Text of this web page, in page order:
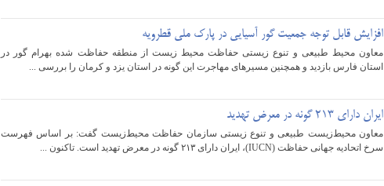
افزایش قابل توجه جمعیت گور آسیایی در پارک ملی قطرویه
معاون محیط طبیعی و تنوع زیستی حفاظت محیط زیست از منطقه حفاظت شده بهرام گور در
استان فارس بازدید و همچنین مسیرهای مهاجرت این گونه در استان یزد و کرمان را بررسی ...
ایران دارای ۲۱۳ گونه در معرض تهدید
معاون محیط‌زیست طبیعی و تنوع زیستی سازمان حفاظت محیط‌زیست گفت: بر اساس فهرست
سرخ اتحادیه جهانی حفاظت (IUCN)، ایران دارای ۲۱۳ گونه در معرض تهدید است. تاکنون ...